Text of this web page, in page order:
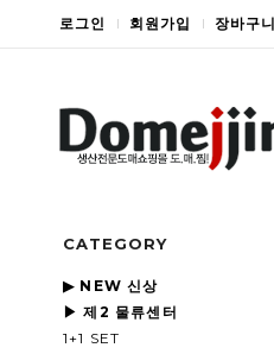
로그인 회원가입 장바구니
CATEGORY
▶ NEW 신상
▶ 제2 물류센터
1+1 SET